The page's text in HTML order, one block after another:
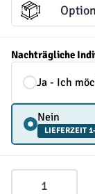
Nachträgliche
Ja - Ich
Nein
LIEFERZEIT